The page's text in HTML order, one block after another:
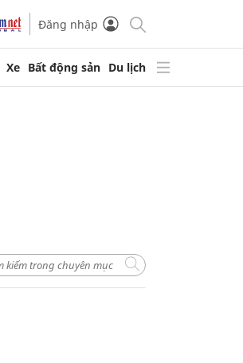
Đăng nhập
Xe Bất động sản Du lịch